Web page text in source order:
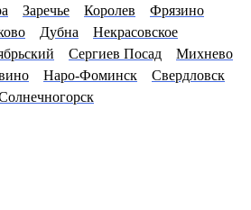
Заречье Королев
Фрязино
Дубна
Некрасовское
Сергиев Посад
Михнево
Наро-Фоминск
Свердловск